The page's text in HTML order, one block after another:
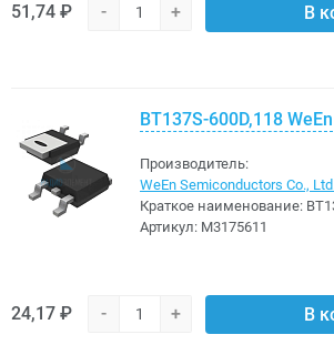
51,74 ₽ - + В
BT137S-600D,118 WeEn
Производитель:
WeEn Semiconductors Co.,
Краткое наименование:
Артикул: M3175611
24,17 ₽ - + В